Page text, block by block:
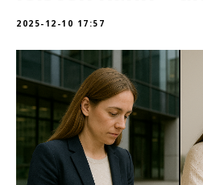
2025-12-10 17:57